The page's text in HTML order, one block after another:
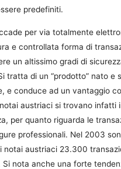
predefiniti.
per via totalmente
e controllata forma di
un altissimo gradi di
tratta di un “prodotto” nato e
e conduce ad un vantaggio
austriaci si trovano infatti
per quanto riguarda le
professionali. Nel 2003
notai austriaci 23.300
Si nota anche una forte